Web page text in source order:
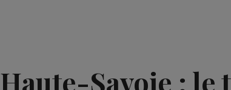
Haute-Savoie :